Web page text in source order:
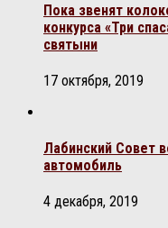
Пока звенят
конкурса «Три
святыни
17 октября, 2019
Лабинский Совет
автомобиль
4 декабря, 2019